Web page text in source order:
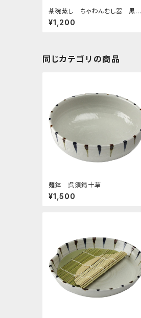
茶碗蒸し ちゃわんむし器 黒釉
流し
¥1,200
同じカテゴリの商品
麺鉢 呉須錆十草
¥1,500